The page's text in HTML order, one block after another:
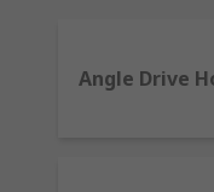
Nails are most
be found with
Nails are
Angle Drive